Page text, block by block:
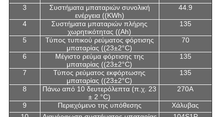
3
Συστήματα μπαταριών συνολική
ενέργεια ((KWh)
44.9
4
Συστήματα μπαταριών πλήρης
χωρητικότητας ((Ah)
135
5
Τύπος τυπικού ρεύματος φόρτισης
μπαταρίας ((23±2°C)
70
6
Μέγιστο ρεύμα φόρτισης της
μπαταρίας ((23±2°C)
135
7
Τύπος ρεύματος εκφόρτωσης
μπαταρίας ((23±2°C)
135
8
Πάνω από 10 δευτερόλεπτα (π.χ. 23
± 2 °C)
270A
9 Περιεχόμενο της υπόθεσης
Χάλυβας